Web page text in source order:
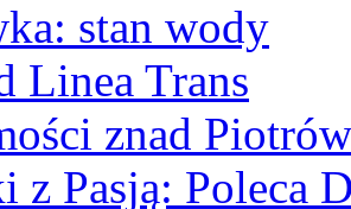
stan wody
Linea Trans
znad
z Pasją: Poleca